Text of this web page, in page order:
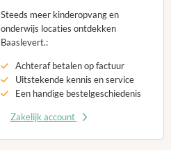
Steeds meer kinderopvang en
onderwijs locaties ontdekken
Baaslevert.:
Achteraf betalen op factuur
Uitstekende kennis en service
Een handige bestelgeschiedenis
Zakelijk account